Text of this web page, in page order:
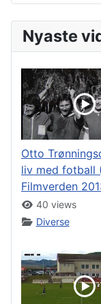
Nyaste
Otto
liv med fotball
Filmverden
40 views
Diverse